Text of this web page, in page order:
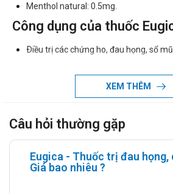
Menthol natural: 0.5mg.
Công dụng của thuốc
Ðiều trị các chứng ho, đau họng, sổ
Liều dùng và cách dùng:
Trẻ em trên 30 tháng tuổi: Uống 1
Người lớn: Uống 2 viên x 3 lần/ngày.
Hoặc theo chỉ dẫn của bác sĩ.
XEM THÊM
Câu hỏi thường gặp
Eugica - Thuốc trị đau họng,
Giá bao nhiêu ?